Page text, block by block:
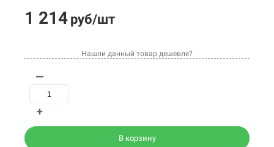
1 214руб/шт
Нашли данный товар дешевле?
—
+
В корзину